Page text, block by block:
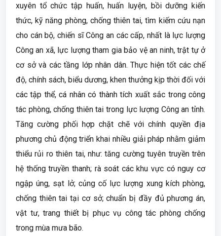
xuyên tổ chức tập huấn, huấn luyện, bồi dưỡng kiến
thức, kỹ năng phòng, chống thiên tai, tìm kiếm cứu nạn
cho cán bộ, chiến sĩ Công an các cấp, nhất là lực lượng
Công an xã, lực lượng tham gia bảo vệ an ninh, trật tự ở
cơ sở và các tầng lớp nhân dân. Thực hiện tốt các chế
độ, chính sách, biểu dương, khen thưởng kịp thời đối với
các tập thể, cá nhân có thành tích xuất sắc trong công
tác phòng, chống thiên tai trong lực lượng Công an tỉnh.
Tăng cường phối hợp chặt chẽ với chính quyền địa
phương chủ động triển khai nhiều giải pháp nhằm giảm
thiểu rủi ro thiên tai, như: tăng cường tuyên truyền trên
hệ thống truyền thanh; rà soát các khu vực có nguy cơ
ngập úng, sạt lở; củng cố lực lượng xung kích phòng,
chống thiên tai tại cơ sở; chuẩn bị đầy đủ phương án,
vật tư, trang thiết bị phục vụ công tác phòng chống
trong mùa mưa bão.